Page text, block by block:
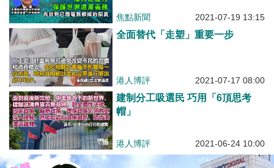
國毫無根據的指摘
焦點新聞 2021-07-19 13:15
全面替代「走塑」重要一步
港人博評 2021-07-17 08:00
建制分工吸選民 巧用「6頂思考
帽」
港人博評 2021-06-24 10:00